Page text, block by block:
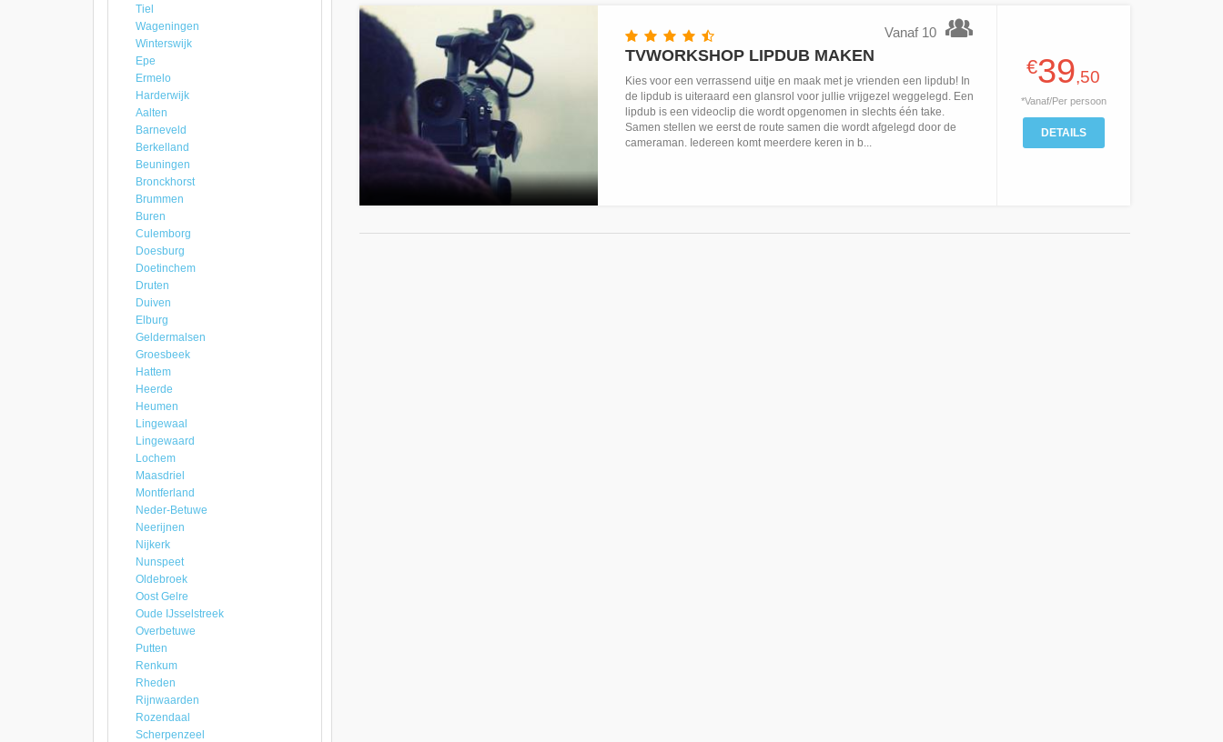
Tiel
Wageningen
Winterswijk
Epe
Ermelo
Harderwijk
Aalten
Barneveld
Berkelland
Beuningen
Bronckhorst
Brummen
Buren
Culemborg
Doesburg
Doetinchem
Druten
Duiven
Elburg
Geldermalsen
Groesbeek
Hattem
Heerde
Heumen
Lingewaal
Lingewaard
Lochem
Maasdriel
Montferland
Neder-Betuwe
Neerijnen
Nijkerk
Nunspeet
Oldebroek
Oost Gelre
Oude IJsselstreek
Overbetuwe
Putten
Renkum
Rheden
Rijnwaarden
Rozendaal
Scherpenzeel
Vanaf 10
TVWORKSHOP LIPDUB MAKEN
Kies voor een verrassend uitje en maak met je vrienden een lipdub! In
de lipdub is uiteraard een glansrol voor jullie vrijgezel weggelegd. Een
lipdub is een videoclip die wordt opgenomen in slechts één take.
Samen stellen we eerst de route samen die wordt afgelegd door de
cameraman. Iedereen komt meerdere keren in b...
€39,50
*Vanaf/Per persoon
DETAILS